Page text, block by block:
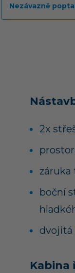
Nezávazně
2x
záruka
boční
dvojitá
Kabina